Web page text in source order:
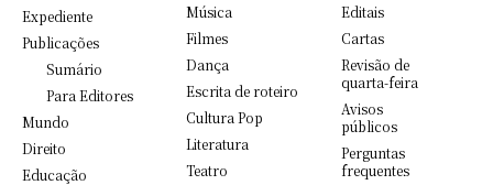
Expediente
Publicações
Sumário
Para Editores
Mundo
Direito
Educação
Música
Filmes
Dança
Escrita de roteiro
Cultura Pop
Literatura
Teatro
Editais
Cartas
Revisão de
quarta-feira
Avisos
públicos
Perguntas
frequentes